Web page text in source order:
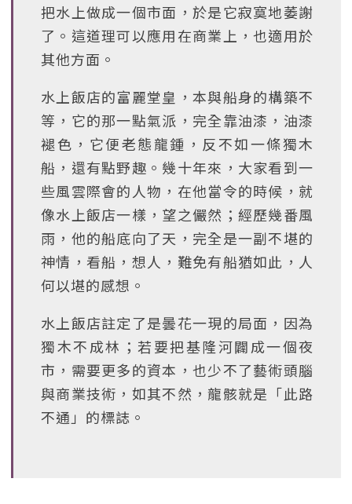
把水上做成一個市面，於是它寂寞地萎謝
了。這道理可以應用在商業上，也適用於
其他方面。
水上飯店的富麗堂皇，本與船身的構築不
等，它的那一點氣派，完全靠油漆，油漆
褪色，它便老態龍鍾，反不如一條獨木
船，還有點野趣。幾十年來，大家看到一
些風雲際會的人物，在他當令的時候，就
像水上飯店一樣，望之儼然；經歷幾番風
雨，他的船底向了天，完全是一副不堪的
神情，看船，想人，難免有船猶如此，人
何以堪的感想。
水上飯店註定了是曇花一現的局面，因為
獨木不成林；若要把基隆河闢成一個夜
市，需要更多的資本，也少不了藝術頭腦
與商業技術，如其不然，龍骸就是「此路
不通」的標誌。